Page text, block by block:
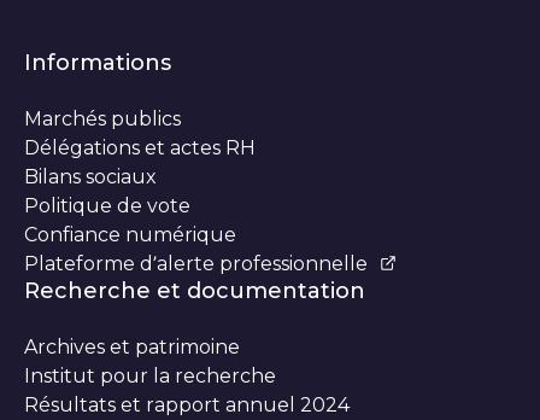
Informations
Marchés publics
Délégations et actes RH
Bilans sociaux
Politique de vote
Confiance numérique
Plateforme d’alerte professionnelle
Recherche et documentation
Archives et patrimoine
Institut pour la recherche
Résultats et rapport annuel 2024